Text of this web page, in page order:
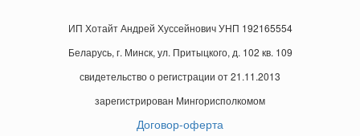
ИП Хотайт Андрей Хуссейнович УНП 192165554
Беларусь, г. Минск, ул. Притыцкого, д. 102 кв. 109
свидетельство о регистрации от 21.11.2013
зарегистрирован Мингорисполкомом
Договор-оферта